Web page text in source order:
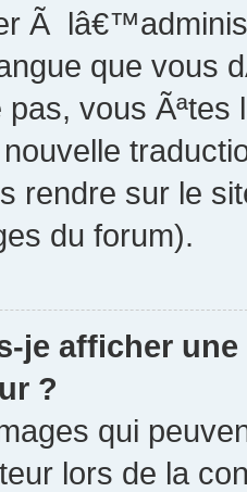
Ã
que vous
vous Ãªtes
rendre sur le
du forum).
je afficher
?
qui
lors de la